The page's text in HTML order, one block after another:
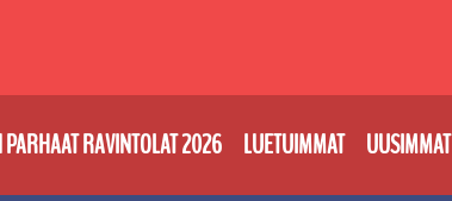
RAVINTOLAT 2026 LUETUIMMAT UUSIMMAT